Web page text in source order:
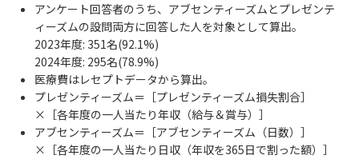
アンケート回答者のうち、アブセンティーズムとプレゼンテ
ィーズムの設問両方に回答した人を対象として算出。
2023年度: 351名(92.1%)
2024年度: 295名(78.9%)
医療費はレセプトデータから算出。
プレゼンティーズム＝［プレゼンティーズム損失割合］
×［各年度の一人当たり年収（給与＆賞与）］
アブセンティーズム＝［アブセンティーズム（日数）］
×［各年度の一人当たり日収（年収を365日で割った額）］